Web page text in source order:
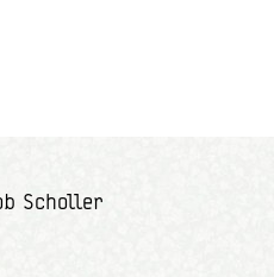
Scholler